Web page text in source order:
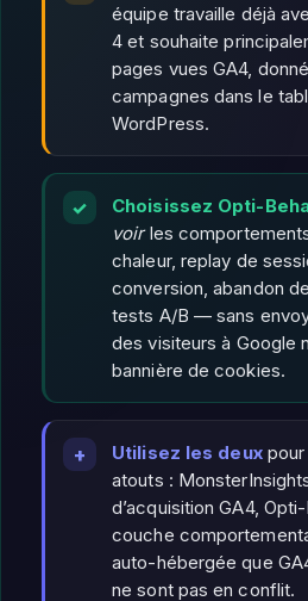
équipe travaille déjà
4 et souhaite
pages vues GA4,
campagnes dans le
WordPress.
Choisissez Opti-
voirles
chaleur, replay de
conversion, abandon
tests A/B — sans
des visiteurs à Google
bannière de cookies.
Utilisez les deuxpour
atouts :
d’acquisition GA4,
couche
auto-hébergée que
ne sont pas en conflit.